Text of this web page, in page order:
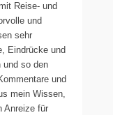
Reise- und
und
sehr
Eindrücke und
und so den
und
mein Wissen,
Anreize für